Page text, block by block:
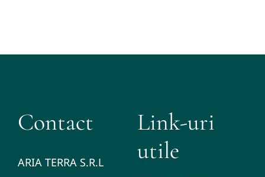
Contact
ARIA TERRA S.R.L
Link-uri
utile